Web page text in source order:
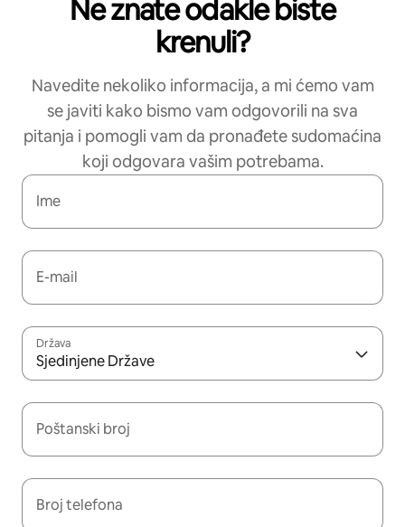
Ne znate odakle biste
krenuli?
Navedite nekoliko informacija, a mi ćemo vam
se javiti kako bismo vam odgovorili na sva
pitanja i pomogli vam da pronađete sudomaćina
koji odgovara vašim potrebama.
Ime
E-mail
Država
Sjedinjene Države
Poštanski broj
Broj telefona